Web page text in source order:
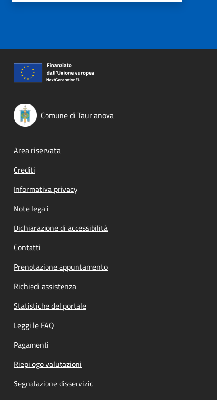
Comune di Taurianova
Footer menu
Area riservata
Crediti
Informativa privacy
Note legali
Dichiarazione di accessibilità
Contatti
Prenotazione appuntamento
Richiedi assistenza
Statistiche del portale
Leggi le FAQ
Pagamenti
Riepilogo valutazioni
Segnalazione disservizio